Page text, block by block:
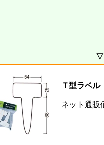
▽
Ｔ型ラベ
ネット通販